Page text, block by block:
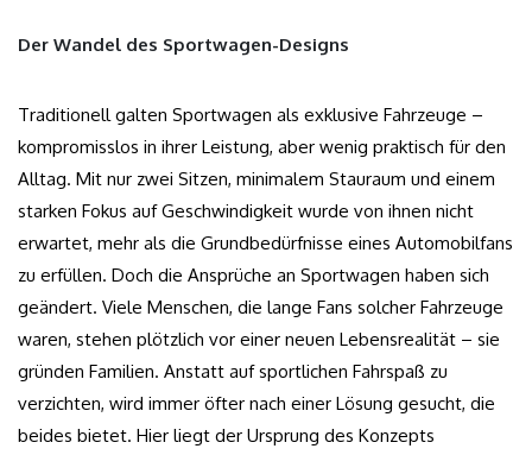
Der Wandel des Sportwagen-Designs
Traditionell galten Sportwagen als exklusive Fahrzeuge –
kompromisslos in ihrer Leistung, aber wenig praktisch für den
Alltag. Mit nur zwei Sitzen, minimalem Stauraum und einem
starken Fokus auf Geschwindigkeit wurde von ihnen nicht
erwartet, mehr als die Grundbedürfnisse eines Automobilfans
zu erfüllen. Doch die Ansprüche an Sportwagen haben sich
geändert. Viele Menschen, die lange Fans solcher Fahrzeuge
waren, stehen plötzlich vor einer neuen Lebensrealität – sie
gründen Familien. Anstatt auf sportlichen Fahrspaß zu
verzichten, wird immer öfter nach einer Lösung gesucht, die
beides bietet. Hier liegt der Ursprung des Konzepts